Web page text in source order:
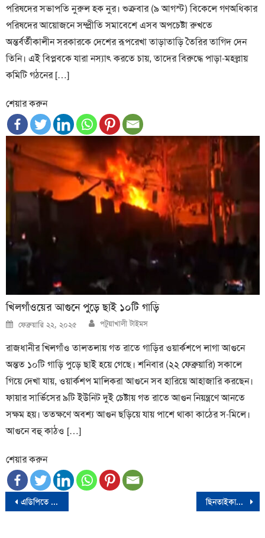
পরিষদের সভাপতি নুরুল হক নুর। শুক্রবার (৯ আগস্ট) বিকেলে গণঅধিকার
পরিষদের আয়োজনে সম্প্রীতি সমাবেশে এসব অপচেষ্টা রুখতে
অন্তর্বর্তীকালীন সরকারকে দেশের রূপরেখা তাড়াতাড়ি তৈরির তাগিদ দেন
তিনি। এই বিপ্লবকে যারা নস্যাৎ করতে চায়, তাদের বিরুদ্ধে পাড়া-মহল্লায়
কমিটি গঠনের […]
শেয়ার করুন
খিলগাঁওয়ের আগুনে পুড়ে ছাই ১০টি গাড়ি
Posted
on
ফেব্রুয়ারি ২২, ২০২৫ Author
পটুয়াখালী টাইমস
রাজধানীর খিলগাঁও তালতলায় গত রাতে গাড়ির ওয়ার্কশপে লাগা আগুনে
অন্তত ১০টি গাড়ি পুড়ে ছাই হয়ে গেছে। শনিবার (২২ ফেব্রুয়ারি) সকালে
গিয়ে দেখা যায়, ওয়ার্কশপ মালিকরা আগুনে সব হারিয়ে আহাজারি করছেন।
ফায়ার সার্ভিসের ৯টি ইউনিট দুই চেষ্টায় গত রাতে আগুন নিয়ন্ত্রণে আনতে
সক্ষম হয়। ততক্ষণে অবশ্য আগুন ছড়িয়ে যায় পাশে থাকা কাঠের স-মিলে।
আগুনে বহু কাঠও […]
শেয়ার করুন
Post
এডিপিতে বরাদ্দ ১৪ বছরের একই সময়ের মধ্যে সবচেয়ে কম ছিনতাইকারীর ছুরিকাঘাতে ট্রেনযাত্রী নিহত